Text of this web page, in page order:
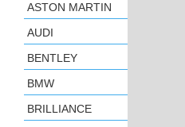
ASTON MARTIN
AUDI
BENTLEY
BMW
BRILLIANCE